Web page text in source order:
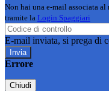
Non hai una e-mail associata
tramite la Login Spaggiari
E-mail inviata, si prega di
Errore
Chiudi